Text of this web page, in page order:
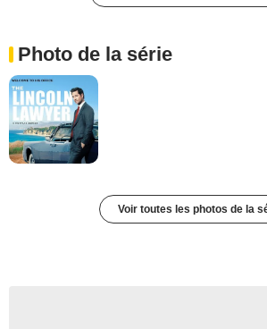
Photo de la série
Voir toutes les photos de la